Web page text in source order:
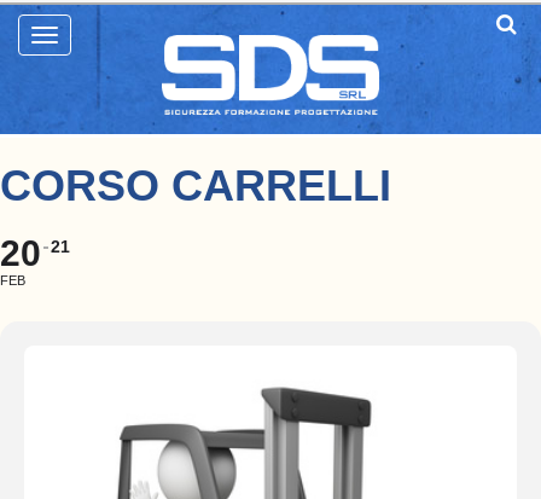
Mostra
Menu
CORSO CARRELLI
20
FEB
21